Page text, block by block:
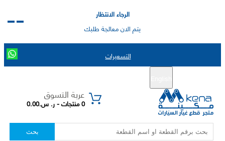
الرجاء الانتظار
يتم الان معالجة طلبك
التسعيرات
عربة التسوق
0 منتجات - ر. س.0.00
بحث